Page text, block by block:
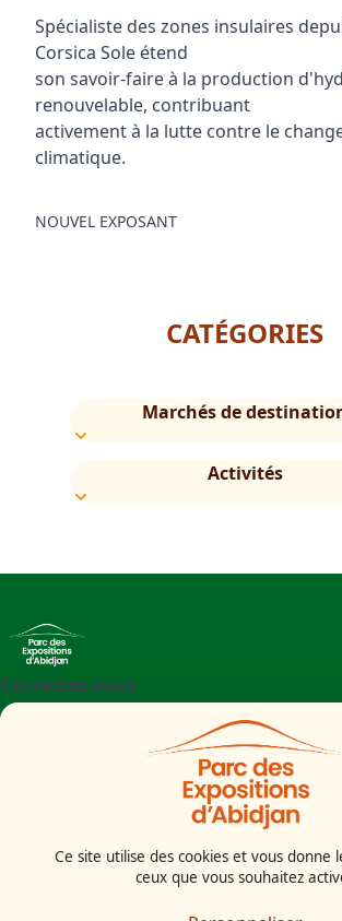
Spécialiste des zones insulaires
Corsica Sole étend
son savoir-faire à la production
renouvelable, contribuant
activement à la lutte contre le
climatique.
NOUVEL EXPOSANT
CATÉGORIES
Marchés de
Activités
Contactez-nous
Parc des Expositions d'Abidjan -
Ce site utilise des cookies et vous donne
ceux que vous souhaitez